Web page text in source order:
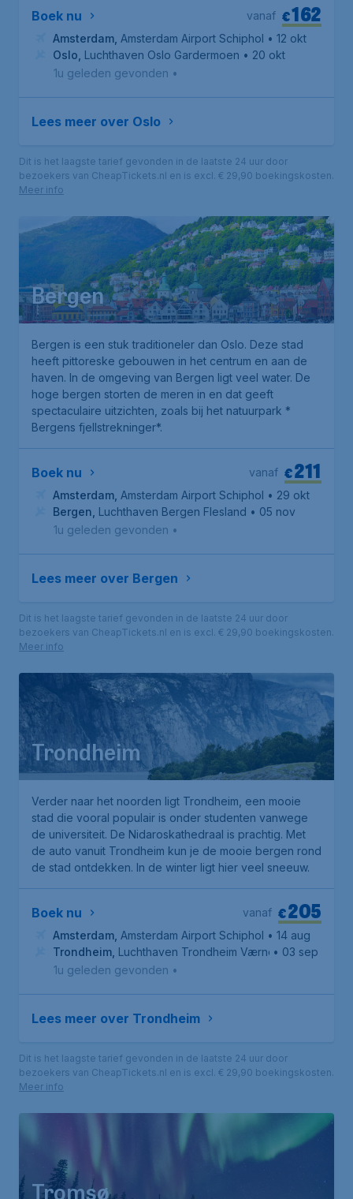
Boek nu €162
vanaf
Amsterdam Amsterdam Airport Schiphol • 12 okt
Oslo Luchthaven Oslo Gardermoen • 20 okt
1u geleden gevonden •
Lees meer over Oslo
Dit is het laagste tarief gevonden in de laatste 24 uur door
bezoekers van CheapTickets.nl en is excl. € 29,90 boekingskosten.
Meer info
Bergen
Bergen is een stuk traditioneler dan Oslo. Deze stad
heeft pittoreske gebouwen in het centrum en aan de
haven. In de omgeving van Bergen ligt veel water. De
hoge bergen storten de meren in en dat geeft
spectaculaire uitzichten, zoals bij het natuurpark *
Bergens fjellstrekninger*.
Boek nu €211
vanaf
Amsterdam Amsterdam Airport Schiphol • 29 okt
Bergen Luchthaven Bergen Flesland • 05 nov
1u geleden gevonden •
Lees meer over Bergen
Dit is het laagste tarief gevonden in de laatste 24 uur door
bezoekers van CheapTickets.nl en is excl. € 29,90 boekingskosten.
Meer info
Trondheim
Verder naar het noorden ligt Trondheim, een mooie
stad die vooral populair is onder studenten vanwege
de universiteit. De Nidaroskathedraal is prachtig. Met
de auto vanuit Trondheim kun je de mooie bergen rond
de stad ontdekken. In de winter ligt hier veel sneeuw.
Boek nu €205
vanaf
Amsterdam Amsterdam Airport Schiphol • 14 aug
Trondheim Luchthaven Trondheim Værnes• 03 sep
1u geleden gevonden •
Lees meer over Trondheim
Dit is het laagste tarief gevonden in de laatste 24 uur door
bezoekers van CheapTickets.nl en is excl. € 29,90 boekingskosten.
Meer info